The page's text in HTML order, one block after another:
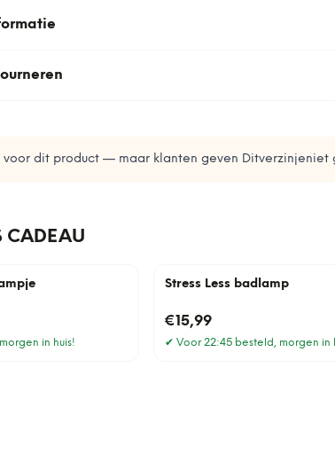
voor dit product — maar klanten geven Ditverzinjeniet
CADEAU
in huis!
Stress Less badlamp
€15,99
✔ Voor 22:45 besteld, morgen in